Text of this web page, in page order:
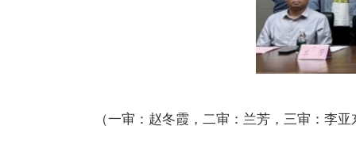
（一审：赵冬霞，二审：兰芳，三审：李亚